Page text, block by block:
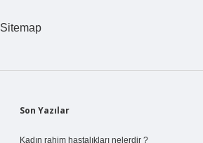
Sitemap
Sidebar
Son Yazılar
Kadın rahim hastalıkları nelerdir ?